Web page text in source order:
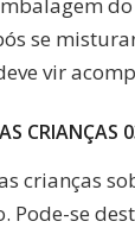
se
vir
CRIANÇAS
crianças
Pode-se